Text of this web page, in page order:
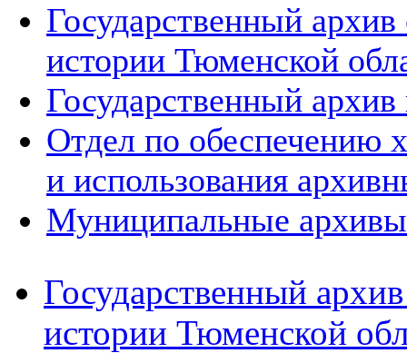
Государственный
истории Тюменской
Государственный архив
Отдел по обеспечению
и использования
Муниципальные архивы
Государственный
истории Тюменской